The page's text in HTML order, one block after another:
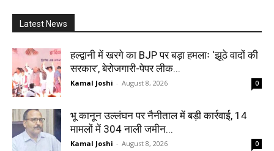
Latest News
हल्द्वानी में खरगे का BJP पर बड़ा हमलाः ‘झूठे वादों की
सरकार’, बेरोजगारी-पेपर लीक...
Kamal Joshi - August 8, 2026 0
भू कानून उल्लंघन पर नैनीताल में बड़ी कार्रवाई, 14
मामलों में 304 नाली जमीन...
Kamal Joshi - August 8, 2026 0